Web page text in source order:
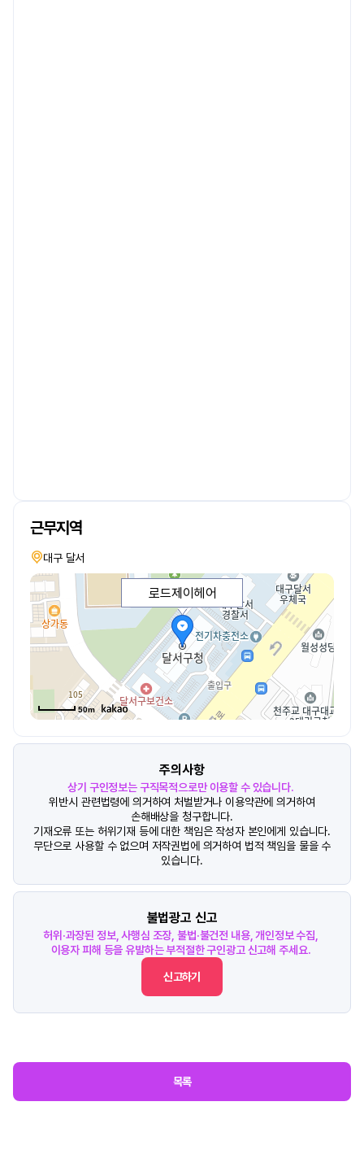
근무지역
대구 달서
로드제이헤어
50m
주의사항
상기 구인정보는 구직목적으로만 이용할 수 있습니다.
위반시 관련법령에 의거하여 처벌받거나 이용약관에 의거하여
손해배상을 청구합니다.
기재오류 또는 허위기재 등에 대한 책임은 작성자 본인에게 있습니다.
무단으로 사용할 수 없으며 저작권법에 의거하여 법적 책임을 물을 수
있습니다.
불법광고 신고
허위·과장된 정보, 사행심 조장, 불법·불건전 내용, 개인정보 수집,
이용자 피해 등을 유발하는 부적절한 구인광고 신고해 주세요.
신고하기
목록